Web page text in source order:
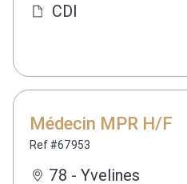
CDI
Médecin MPR H/F
Ref #67953
78 - Yvelines